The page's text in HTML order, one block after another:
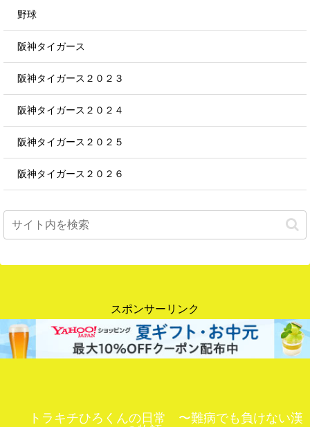
野球
阪神タイガース
阪神タイガース２０２３
阪神タイガース２０２４
阪神タイガース２０２５
阪神タイガース２０２６
スポンサーリンク
トラキチひろくんの日常 〜難病でも負けない漢